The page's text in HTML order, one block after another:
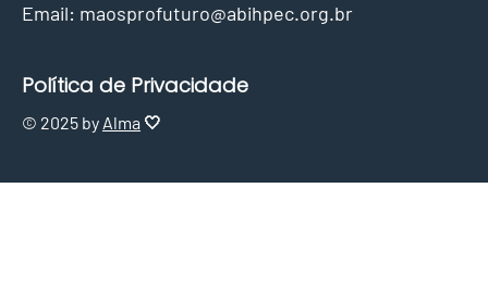
Política de Privacidade
© 2025 by Alma 🤍
Email: maosprofuturo@abihpec.org.br